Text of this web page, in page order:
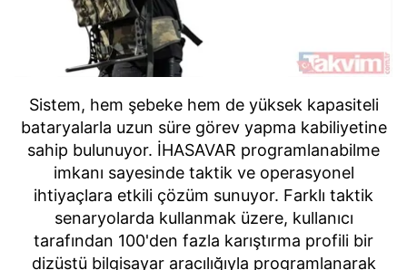
Sistem, hem şebeke hem de yüksek kapasiteli
bataryalarla uzun süre görev yapma kabiliyetine
sahip bulunuyor. İHASAVAR programlanabilme
imkanı sayesinde taktik ve operasyonel
ihtiyaçlara etkili çözüm sunuyor. Farklı taktik
senaryolarda kullanmak üzere, kullanıcı
tarafından 100'den fazla karıştırma profili bir
dizüstü bilgisayar aracılığıyla programlanarak